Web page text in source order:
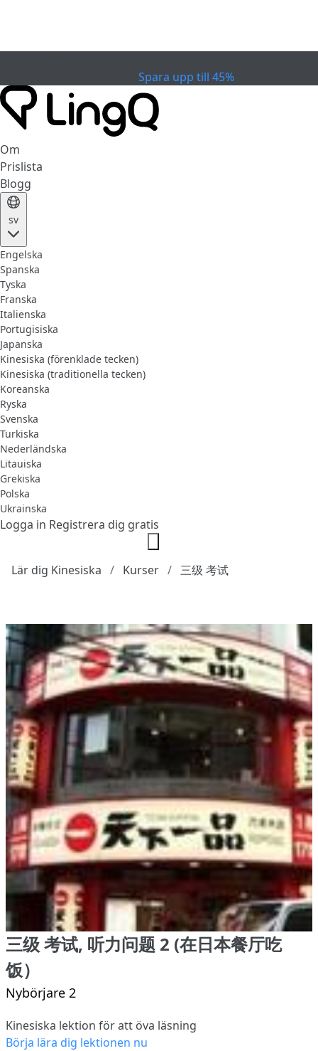
Spara upp till 45%
Om
Prislista
Blogg
sv
Engelska
Spanska
Tyska
Franska
Italienska
Portugisiska
Japanska
Kinesiska (förenklade tecken)
Kinesiska (traditionella tecken)
Koreanska
Ryska
Svenska
Turkiska
Nederländska
Litauiska
Grekiska
Polska
Ukrainska
Logga in Registrera dig gratis
Lär dig Kinesiska Kurser 三级 考试
三级 考试, 听力问题 2 (在日本餐厅吃
饭）
Nybörjare 2
Kinesiska lektion för att öva läsning
Börja lära dig lektionen nu